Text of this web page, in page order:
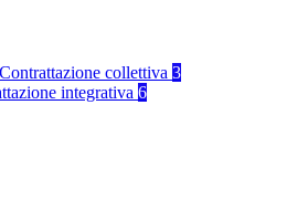
Contrattazione collettiva 3
integrativa 6